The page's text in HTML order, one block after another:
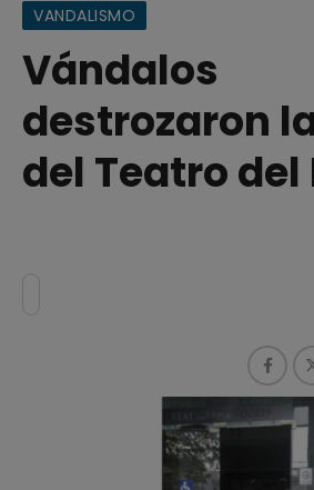
VANDALISMO
Vándalos
destrozaron
del Teatro del